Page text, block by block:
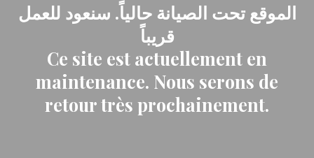
الموقع تحت الصيانة حالياً. سنعود للعمل
قريباً
Ce site est actuellement en
maintenance. Nous serons de
retour très prochainement.